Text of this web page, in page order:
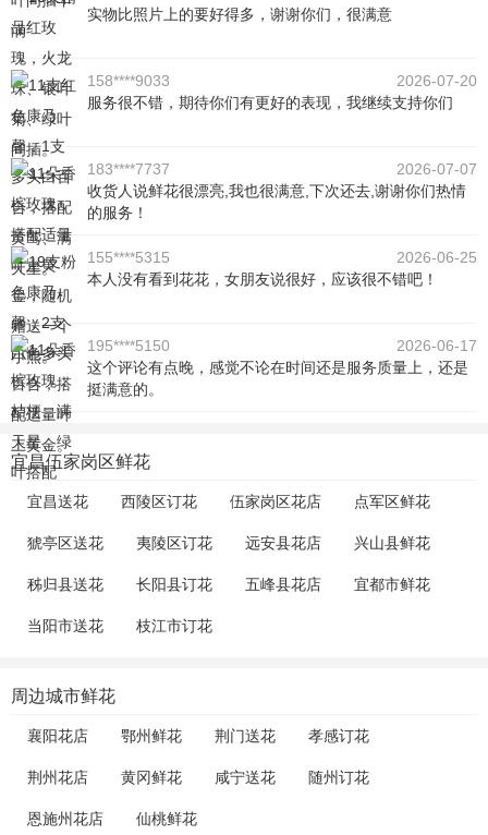
实物比照片上的要好得多，谢谢你们，很满意
158****9033
2026-07-20
服务很不错，期待你们有更好的表现，我继续支持你们
183****7737
2026-07-07
收货人说鲜花很漂亮,我也很满意,下次还去,谢谢你们热情
的服务！
155****5315
2026-06-25
本人没有看到花花，女朋友说很好，应该很不错吧！
195****5150
2026-06-17
这个评论有点晚，感觉不论在时间还是服务质量上，还是
挺满意的。
宜昌伍家岗区鲜花
宜昌送花 西陵区订花 伍家岗区花店 点军区鲜花
猇亭区送花 夷陵区订花 远安县花店 兴山县鲜花
秭归县送花 长阳县订花 五峰县花店 宜都市鲜花
当阳市送花 枝江市订花
周边城市鲜花
襄阳花店 鄂州鲜花 荆门送花 孝感订花
荆州花店 黄冈鲜花 咸宁送花 随州订花
恩施州花店 仙桃鲜花